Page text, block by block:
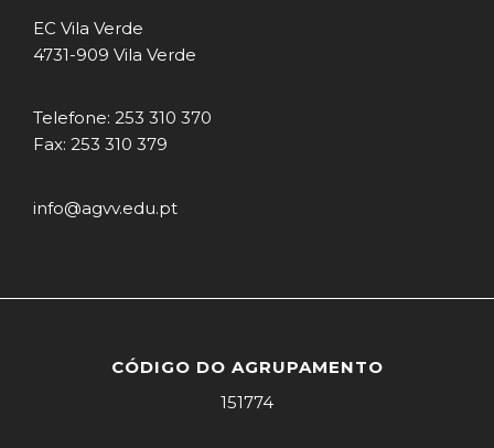
EC Vila Verde
4731-909 Vila Verde
Telefone: 253 310 370
Fax: 253 310 379
info@agvv.edu.pt
CÓDIGO DO AGRUPAMENTO
151774